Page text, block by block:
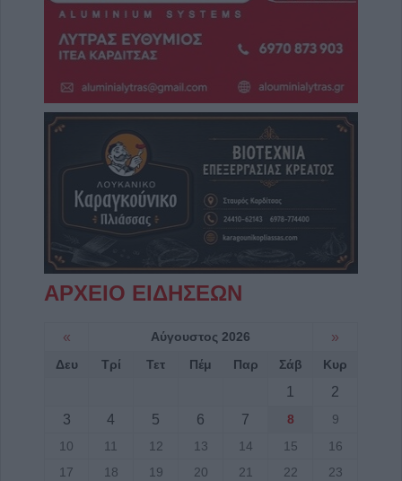
ΑΡΧΕΙΟ ΕΙΔΗΣΕΩΝ
« Αύγουστος 2026 »
Δευ Τρί Τετ Πέμ Παρ Σάβ Κυρ
1
2
3
4 5 6 7 8
9
10
11 12 13 14 15
16
17
18 19 20 21 22
23